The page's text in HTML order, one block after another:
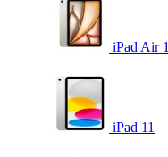
iPad Air
iPad 11